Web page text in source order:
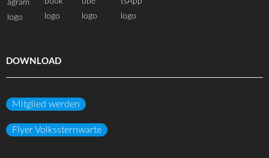
DOWNLOAD
Mitglied werden
Flyer Volkssternwarte